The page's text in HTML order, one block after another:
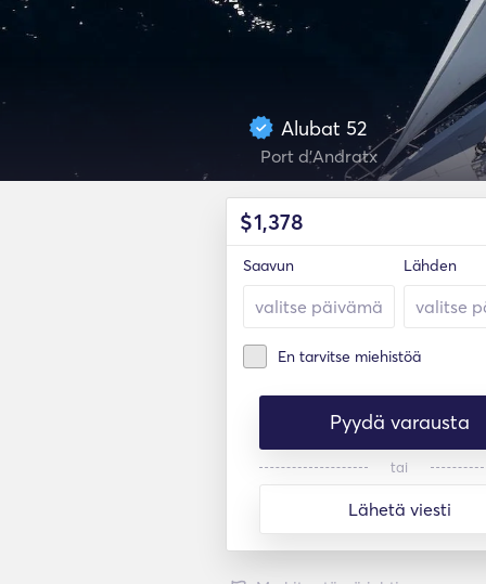
Alubat 52
Port d'Andratx
$1,378
Saavun Lähden
En tarvitse miehistöä
Pyydä varausta
tai
Lähetä viesti